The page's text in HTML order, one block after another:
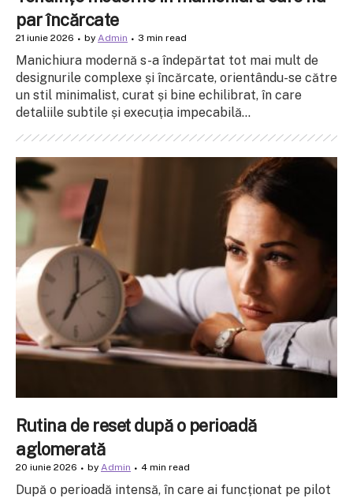
par încărcate
21 iunie 2026 by Admin 3 min read
Manichiura modernă s-a îndepărtat tot mai mult de
designurile complexe și încărcate, orientându-se către
un stil minimalist, curat și bine echilibrat, în care
detaliile subtile și execuția impecabilă...
Rutina de reset după o perioadă
aglomerată
20 iunie 2026 by Admin 4 min read
După o perioadă intensă, în care ai funcționat pe pilot